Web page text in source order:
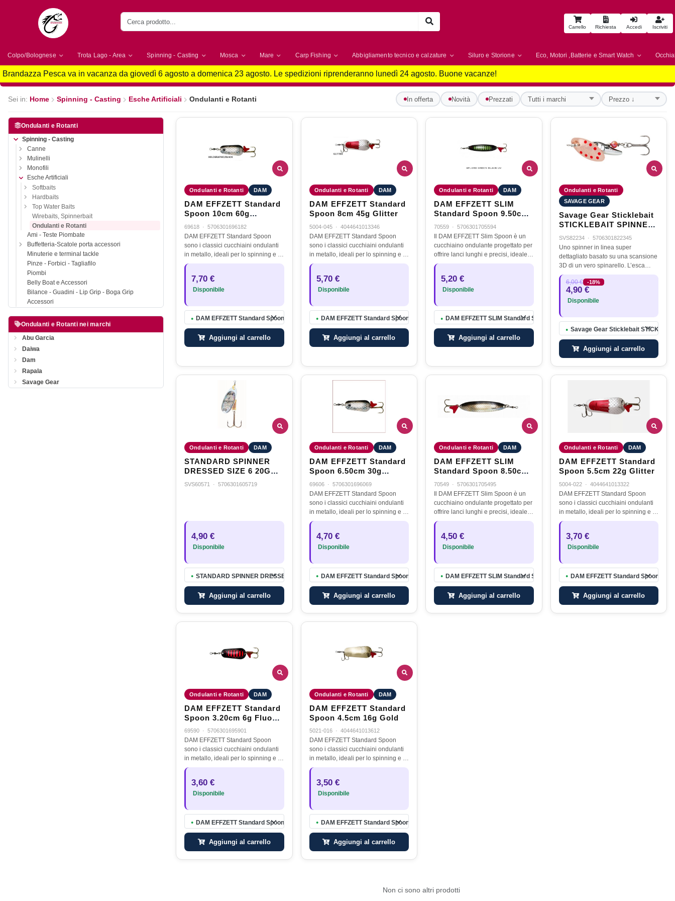
Carrello Richiesta Accedi Iscriviti
Colpo/Bolognese Trota Lago - Area Spinning - Casting Mosca Mare Carp Fishing Abbigliamento tecnico e calzature Siluro e Storione Eco, Motori ,Batterie e Smart Watch
Brandazza Pesca va in vacanza da giovedì 6 agosto a domenica 23 agosto. Le spedizioni riprenderanno lunedì 24 agosto. Buone vacanze!
Sei in: Home Spinning - Casting Esche Artificiali Ondulanti e Rotanti In offerta Novità Prezzati
Ondulanti e Rotanti
Spinning - Casting
Canne
Mulinelli
Monofili
Esche Artificiali
Softbaits
Hardbaits
Top Water Baits
Wirebaits, Spinnerbait
Ondulanti e Rotanti
Ami - Teste Piombate
Buffetteria-Scatole porta accessori
Minuterie e terminal tackle
Pinze - Forbici - Tagliafilo
Piombi
Belly Boat e Accessori
Bilance - Guadini - Lip Grip - Boga Grip
Accessori
Ondulanti e Rotanti nei marchi
Abu Garcia
Daiwa
Dam
Rapala
Savage Gear
Ondulanti e Rotanti DAM
DAM EFFZETT Standard
Spoon 10cm 60g
Holographic Black
69618 · 5706301696182
DAM EFFZETT Standard Spoon
sono i classici cucchiaini ondulanti
in metallo, ideali per lo spinning e il
casting a luccio e siluro. Grazie alla
rappresentano…
7,70 €
Disponibile
● DAM EFFZETT Standard Spoon 10cm 60g Holographic Black
Aggiungi al carrello
Ondulanti e Rotanti DAM
DAM EFFZETT Standard
Spoon 8cm 45g Glitter
5004-045 · 4044641013346
DAM EFFZETT Standard Spoon
sono i classici cucchiaini ondulanti
in metallo, ideali per lo spinning e il
casting a luccio e siluro. Grazie alla
rappresentano…
5,70 €
Disponibile
● DAM EFFZETT Standard Spoon 8cm 45g Glitter
Aggiungi al carrello
Ondulanti e Rotanti DAM
DAM EFFZETT SLIM
Standard Spoon 9.50cm
32g Green Black
70559 · 5706301705594
Il DAM EFFZETT Slim Spoon è un
cucchiaino ondulante progettato per
offrire lanci lunghi e precisi, ideale
quando è necessario raggiungere
con forte corrente.La sua…
5,20 €
Disponibile
● DAM EFFZETT SLIM Standard Spoon 9.50cm 32g Green Black
Aggiungi al carrello
Ondulanti e Rotanti
SAVAGE GEAR
Savage Gear Sticklebait
STICKLEBAIT SPINNER
1 4.5G S COPPER RED
SVS82234 · 5706301822345
Uno spinner in linea super
dettagliato basato su una scansione
3D di un vero spinarello. L’esca
scatena gli attacchi grazie alla sua
azione unica che combina una
paletta lampeggiante e un corpo…
6,00 € -18%
4,90 €
Disponibile
● Savage Gear Sticklebait
Aggiungi al carrello
Ondulanti e Rotanti DAM
STANDARD SPINNER
DRESSED SIZE 6 20GR
REFLEX SILVER
SVS60571 · 5706301605719
4,90 €
Disponibile
● STANDARD SPINNER DRESSED SIZE 6 20GR REFLEX SILVER
Aggiungi al carrello
Ondulanti e Rotanti DAM
DAM EFFZETT Standard
Spoon 6.50cm 30g
Holographic Black
69606 · 5706301696069
DAM EFFZETT Standard Spoon
sono i classici cucchiaini ondulanti
in metallo, ideali per lo spinning e il
casting a luccio e siluro. Grazie alla
rappresentano…
4,70 €
Disponibile
● DAM EFFZETT Standard Spoon 6.50cm 30g Holographic Black
Aggiungi al carrello
Ondulanti e Rotanti DAM
DAM EFFZETT SLIM
Standard Spoon 8.50cm
24g Holographic Black
70549 · 5706301705495
Il DAM EFFZETT Slim Spoon è un
cucchiaino ondulante progettato per
offrire lanci lunghi e precisi, ideale
quando è necessario raggiungere
con forte corrente.La sua…
4,50 €
Disponibile
● DAM EFFZETT SLIM Standard Spoon 8.50cm 24g Holographic Black
Aggiungi al carrello
Ondulanti e Rotanti DAM
DAM EFFZETT Standard
Spoon 5.5cm 22g Glitter
5004-022 · 4044641013322
DAM EFFZETT Standard Spoon
sono i classici cucchiaini ondulanti
in metallo, ideali per lo spinning e il
casting a luccio e siluro. Grazie alla
rappresentano…
3,70 €
Disponibile
● DAM EFFZETT Standard Spoon
Aggiungi al carrello
Ondulanti e Rotanti DAM
DAM EFFZETT Standard
Spoon 3.20cm 6g Fluo
Red Black
69590 · 5706301695901
DAM EFFZETT Standard Spoon
sono i classici cucchiaini ondulanti
in metallo, ideali per lo spinning e il
casting a luccio e siluro. Grazie alla
rappresentano…
3,60 €
Disponibile
● DAM EFFZETT Standard Spoon 3.20cm 6g Fluo Red Black
Aggiungi al carrello
Ondulanti e Rotanti DAM
DAM EFFZETT Standard
Spoon 4.5cm 16g Gold
5021-016 · 4044641013612
DAM EFFZETT Standard Spoon
sono i classici cucchiaini ondulanti
in metallo, ideali per lo spinning e il
casting a luccio e siluro. Grazie alla
rappresentano…
3,50 €
Disponibile
● DAM EFFZETT Standard Spoon 4.5cm 16g Gold
Aggiungi al carrello
Non ci sono altri prodotti